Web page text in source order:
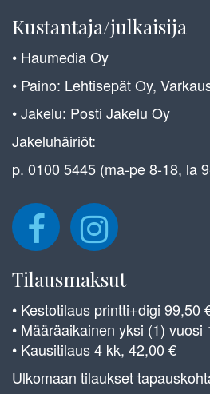
Kustantaja/julkaisija
• Haumedia Oy
• Paino: Lehtisepät Oy,
• Jakelu: Posti Jakelu Oy
Jakeluhäiriöt:
p. 0100 5445 (ma-pe 8-18, la
Tilausmaksut
• Kestotilaus printti+digi 99,50
• Määräaikainen yksi (1) vuosi
• Kausitilaus 4 kk, 42,00 €
Ulkomaan tilaukset